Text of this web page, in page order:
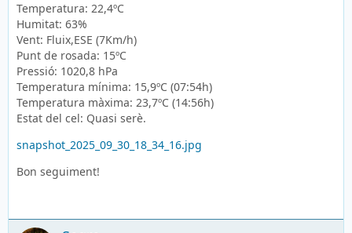
Temperatura: 22,4ºC
Humitat: 63%
Vent: Fluix,ESE (7Km/h)
Punt de rosada: 15ºC
Pressió: 1020,8 hPa
Temperatura mínima: 15,9ºC (07:54h)
Temperatura màxima: 23,7ºC (14:56h)
Estat del cel: Quasi serè.
snapshot_2025_09_30_18_34_16.jpg
Bon seguiment!